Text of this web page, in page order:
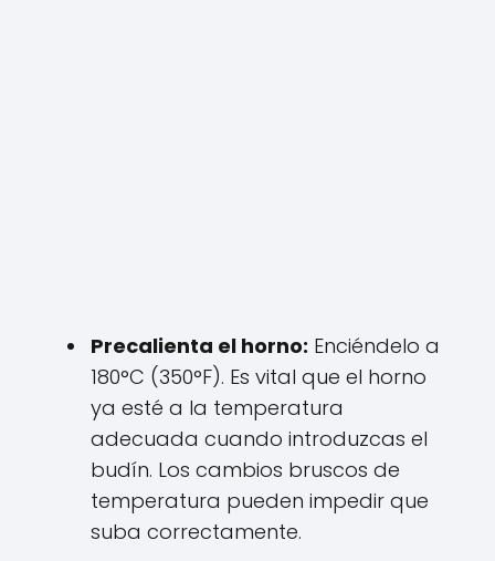
Precalienta el horno: Enciéndelo a
180°C (350°F). Es vital que el horno
ya esté a la temperatura
adecuada cuando introduzcas el
budín. Los cambios bruscos de
temperatura pueden impedir que
suba correctamente.